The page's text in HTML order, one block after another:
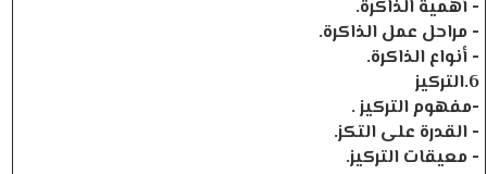
- أهمية الذاكرة.
- مراحل عمل الذاكرة.
- أنواع الذاكرة.
6.التركيز
-مفهوم التركيز .
- القدرة على التكز.
- معيقات التركيز.